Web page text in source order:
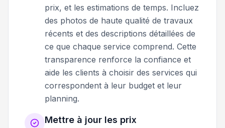
prix, et les estimations de temps. Incluez
des photos de haute qualité de travaux
récents et des descriptions détaillées de
ce que chaque service comprend. Cette
transparence renforce la confiance et
aide les clients à choisir des services qui
correspondent à leur budget et leur
planning.
Mettre à jour les prix